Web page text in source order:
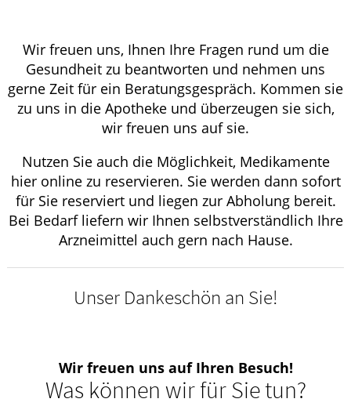
Wir freuen uns, Ihnen Ihre Fragen rund um die
Gesundheit zu beantworten und nehmen uns
gerne Zeit für ein Beratungsgespräch. Kommen sie
zu uns in die Apotheke und überzeugen sie sich,
wir freuen uns auf sie.
Nutzen Sie auch die Möglichkeit, Medikamente
hier online zu reservieren. Sie werden dann sofort
für Sie reserviert und liegen zur Abholung bereit.
Bei Bedarf liefern wir Ihnen selbstverständlich Ihre
Arzneimittel auch gern nach Hause.
Unser Dankeschön an Sie!
Wir freuen uns auf Ihren Besuch!
Was können wir für Sie tun?